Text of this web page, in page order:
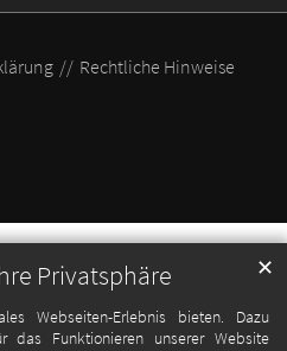
Privatsphäre
Webseiten-Erlebnis bieten. Dazu
Funktionieren unserer Website
✕
Rechtliche Hinweise